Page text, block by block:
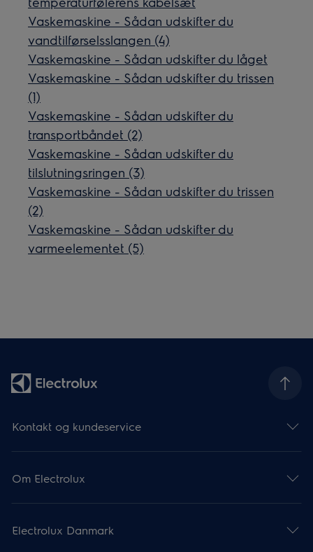
Vaskemaskine - Sådan udskifter du
vandtilførselsslangen (4)
Vaskemaskine - Sådan udskifter du låget
Vaskemaskine - Sådan udskifter du trissen
(1)
Vaskemaskine - Sådan udskifter du
transportbåndet (2)
Vaskemaskine - Sådan udskifter du
tilslutningsringen (3)
Vaskemaskine - Sådan udskifter du trissen
(2)
Vaskemaskine - Sådan udskifter du
varmeelementet (5)
Kontakt og kundeservice
Om Electrolux
Electrolux Danmark